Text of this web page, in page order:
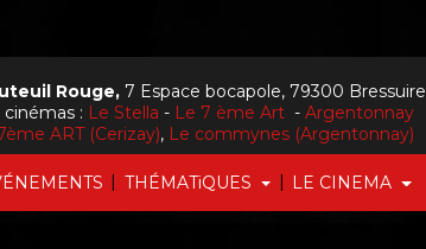
| THÉMATiQUES | LE CINEMA
Rouge, 7 Espace bocapole, 79300 Bressuire
: Le Stella - Le 7 ème Art - Argentonnay
ART (Cerizay), Le commynes (Argentonnay)